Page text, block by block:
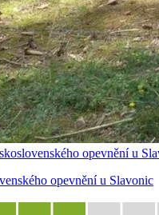
opevnění u
opevnění u Slavonic